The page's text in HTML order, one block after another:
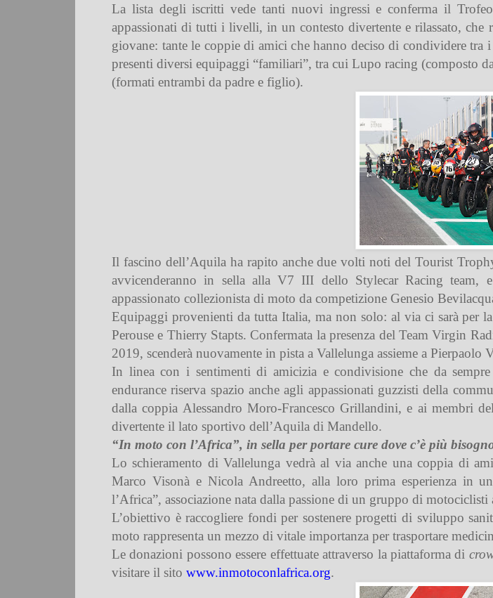
La lista degli iscritti vede tanti nuovi ingressi e conferma il
appassionati di tutti i livelli, in un contesto divertente e rilassato,
giovane: tante le coppie di amici che hanno deciso di condividere
presenti diversi equipaggi “familiari”, tra cui Lupo racing (composto
(formati entrambi da padre e figlio).
Il fascino dell’Aquila ha rapito anche due volti noti del Tourist
avvicenderanno in sella alla V7 III dello Stylecar Racing team,
appassionato collezionista di moto da competizione Genesio
Equipaggi provenienti da tutta Italia, ma non solo: al via ci sarà per
Perouse e Thierry Stapts. Confermata la presenza del Team Virgin
2019, scenderà nuovamente in pista a Vallelunga assieme a Pierpaolo
In linea con i sentimenti di amicizia e condivisione che da
endurance riserva spazio anche agli appassionati guzzisti della
dalla coppia Alessandro Moro-Francesco Grillandini, e ai membri
divertente il lato sportivo dell’Aquila di Mandello.
“In moto con l’Africa”, in sella per portare cure dove c’è più
Lo schieramento di Vallelunga vedrà al via anche una coppia di
Marco Visonà e Nicola Andreetto, alla loro prima esperienza in
l’Africa”, associazione nata dalla passione di un gruppo di
L’obiettivo è raccogliere fondi per sostenere progetti di sviluppo
moto rappresenta un mezzo di vitale importanza per trasportare
Le donazioni possono essere effettuate attraverso la piattaforma di
visitare il sito www.inmotoconlafrica.org.